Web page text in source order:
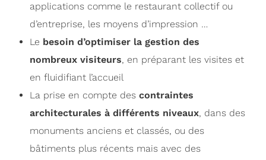
applications comme le restaurant collectif ou
d’entreprise, les moyens d’impression …
Le besoin d’optimiser la gestion des
nombreux visiteurs, en préparant les visites et
en fluidifiant l’accueil
La prise en compte des contraintes
architecturales à différents niveaux, dans des
monuments anciens et classés, ou des
bâtiments plus récents mais avec des